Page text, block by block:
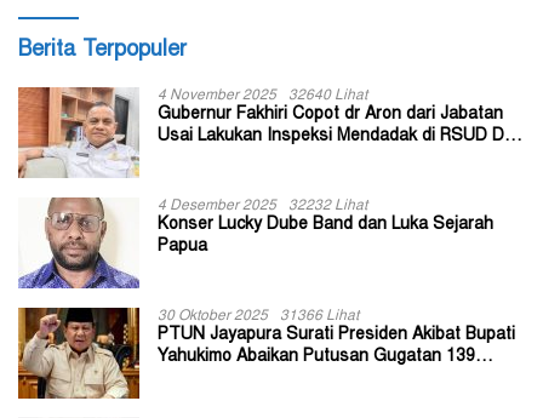
Berita Terpopuler
4 November 2025 32640 Lihat
Gubernur Fakhiri Copot dr Aron dari Jabatan
Usai Lakukan Inspeksi Mendadak di RSUD Dok
4 Desember 2025 32232 Lihat
Konser Lucky Dube Band dan Luka Sejarah
Papua
30 Oktober 2025 31366 Lihat
PTUN Jayapura Surati Presiden Akibat Bupati
Yahukimo Abaikan Putusan Gugatan 139